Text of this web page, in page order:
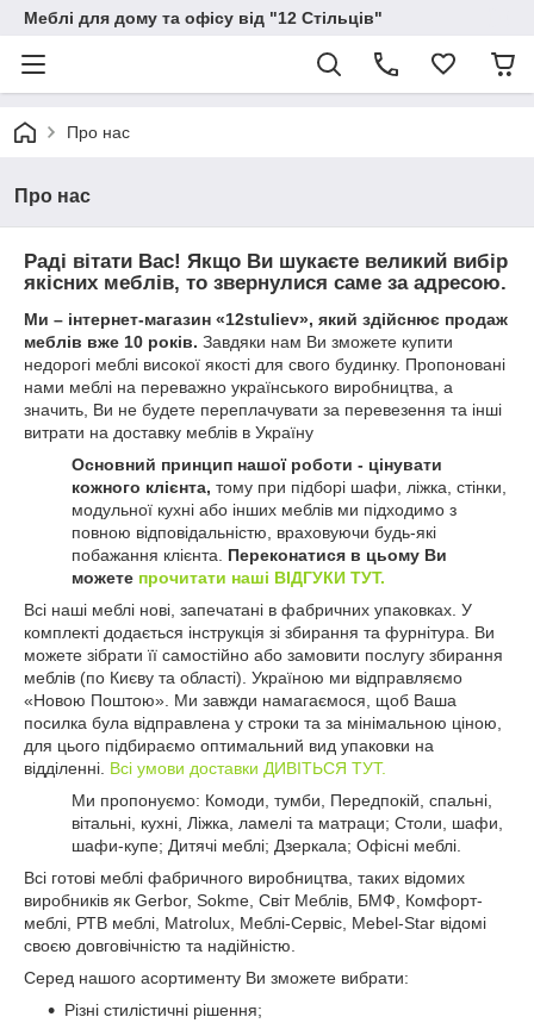
Меблі для дому та офісу від "12 Стільців"
Про нас
Про нас
Раді вітати Вас! Якщо Ви шукаєте великий вибір
якісних меблів, то звернулися саме за адресою.
Ми – інтернет-магазин «12stuliev», який здійснює продаж
меблів вже 10 років. Завдяки нам Ви зможете купити
недорогі меблі високої якості для свого будинку. Пропоновані
нами меблі на переважно українського виробництва, а
значить, Ви не будете переплачувати за перевезення та інші
витрати на доставку меблів в Україну
Основний принцип нашої роботи - цінувати
кожного клієнта, тому при підборі шафи, ліжка, стінки,
модульної кухні або інших меблів ми підходимо з
повною відповідальністю, враховуючи будь-які
побажання клієнта. Переконатися в цьому Ви
можете прочитати наші ВІДГУКИ ТУТ.
Всі наші меблі нові, запечатані в фабричних упаковках. У
комплекті додається інструкція зі збирання та фурнітура. Ви
можете зібрати її самостійно або замовити послугу збирання
меблів (по Києву та області). Україною ми відправляємо
«Новою Поштою». Ми завжди намагаємося, щоб Ваша
посилка була відправлена ​​у строки та за мінімальною ціною,
для цього підбираємо оптимальний вид упаковки на
відділенні. Всі умови доставки ДИВІТЬСЯ ТУТ.
Ми пропонуємо: Комоди, тумби, Передпокій, спальні,
вітальні, кухні, Ліжка, ламелі та матраци; Столи, шафи,
шафи-купе; Дитячі меблі; Дзеркала; Офісні меблі.
Всі готові меблі фабричного виробництва, таких відомих
виробників як Gerbor, Sokme, Світ Меблів, БМФ, Комфорт-
меблі, РТВ меблі, Matrolux, Меблі-Сервіс, Mebel-Star відомі
своєю довговічністю та надійністю.
Серед нашого асортименту Ви зможете вибрати:
Різні стилістичні рішення;